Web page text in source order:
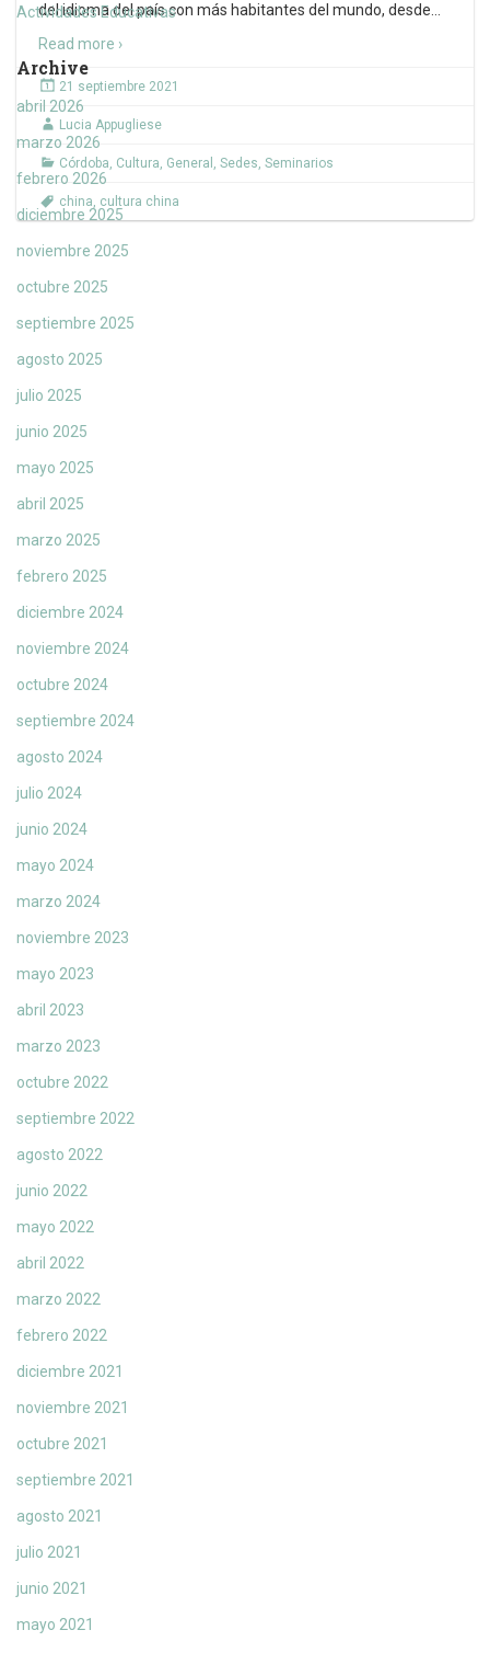
Actividades Educativas
Archive
abril 2026
marzo 2026
febrero 2026
diciembre 2025
noviembre 2025
octubre 2025
septiembre 2025
agosto 2025
julio 2025
junio 2025
mayo 2025
abril 2025
marzo 2025
febrero 2025
diciembre 2024
noviembre 2024
octubre 2024
septiembre 2024
agosto 2024
julio 2024
junio 2024
mayo 2024
marzo 2024
noviembre 2023
mayo 2023
abril 2023
marzo 2023
octubre 2022
septiembre 2022
agosto 2022
junio 2022
mayo 2022
abril 2022
marzo 2022
febrero 2022
diciembre 2021
noviembre 2021
octubre 2021
septiembre 2021
agosto 2021
julio 2021
junio 2021
mayo 2021
del idioma del país con más habitantes del mundo, desde…
Read more ›
21 septiembre 2021
Lucia Appugliese
Córdoba, Cultura, General , Sedes, Seminarios
china, cultura china